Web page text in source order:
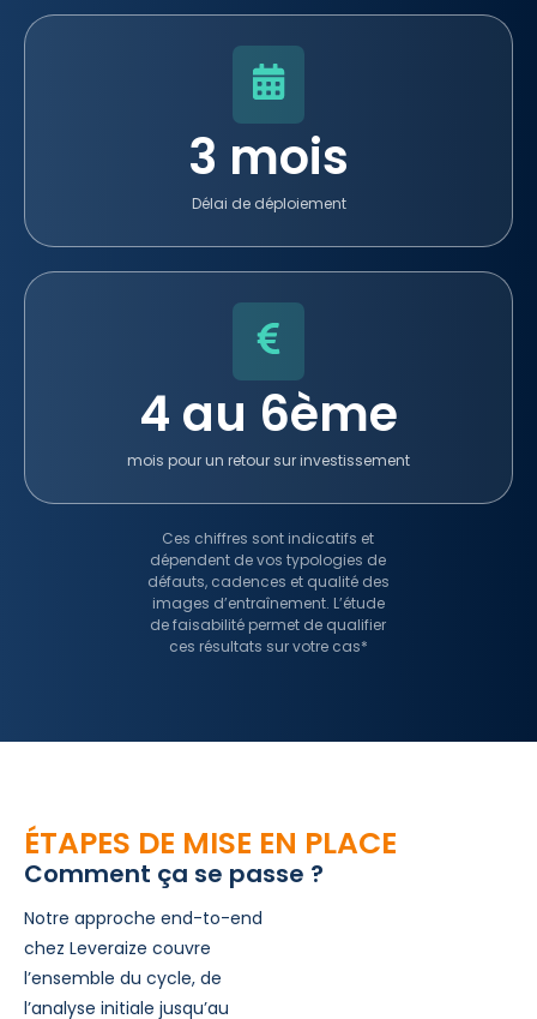
3 mois
Délai de déploiement
4 au 6ème
mois pour un retour sur investissement
Ces chiffres sont indicatifs et
dépendent de vos typologies de
défauts, cadences et qualité des
images d’entraînement. L’étude
de faisabilité permet de qualifier
ces résultats sur votre cas*
ÉTAPES DE MISE EN PLACE
Comment ça se passe ?
Notre approche end-to-end
chez Leveraize couvre
l’ensemble du cycle, de
l’analyse initiale jusqu’au